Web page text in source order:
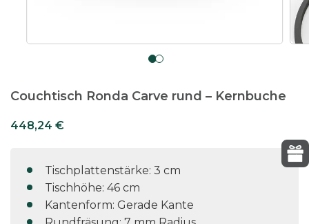
Couchtisch Ronda Carve rund – Kernbuche
448,24 €
Tischplattenstärke: 3 cm
Tischhöhe: 46 cm
Kantenform: Gerade Kante